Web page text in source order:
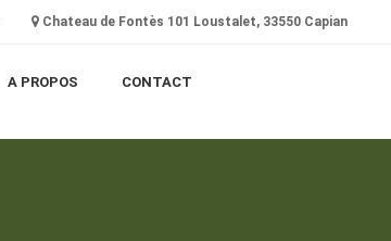
Chateau de Fontès 101 Loustalet, 33550 Capian
A PROPOS CONTACT